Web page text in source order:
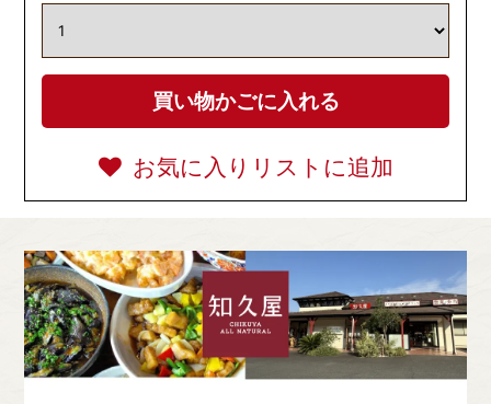
お気に入りリストに追加